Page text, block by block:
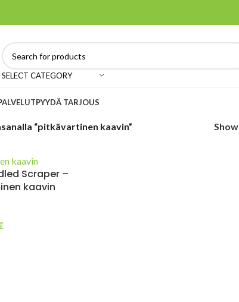
SELECT CATEGORY
PYYDÄ TARJOUS
“pitkävartinen kaavin” Show
Scraper –
kaavin